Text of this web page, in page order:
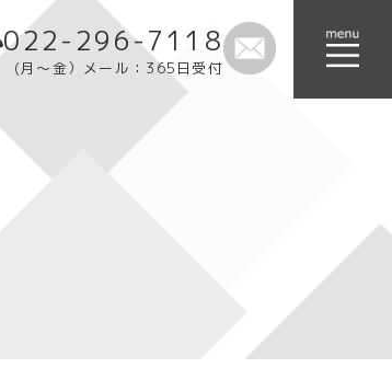
022-296-7118
月～金）メール：365日受付